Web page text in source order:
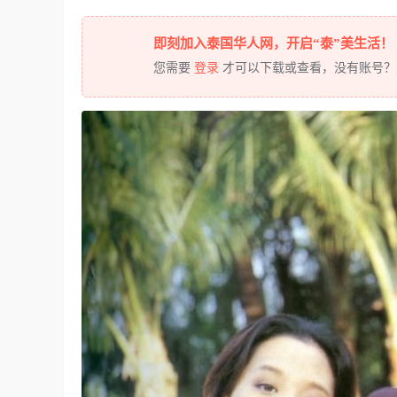
即刻加入泰国华人网，开启“泰”美生活！
您需要 登录 才可以下载或查看，没有账号？